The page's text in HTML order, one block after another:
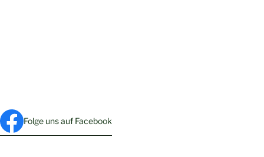
Folge uns auf Facebook